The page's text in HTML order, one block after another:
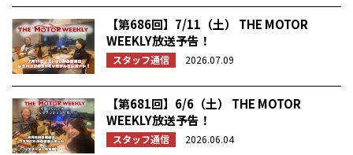
【第686回】7/11（土） THE MOTOR
WEEKLY放送予告！
スタッフ通信 2026.07.09
【第681回】6/6（土） THE MOTOR
WEEKLY放送予告！
スタッフ通信 2026.06.04